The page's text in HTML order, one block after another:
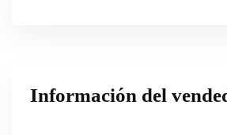
Información del